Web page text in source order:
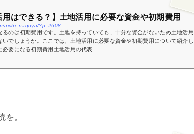
用はできる？】土地活用に必要な資金や初期費用
aichi_nagoya/?p=2608
るのは初期費用です。土地を持っていても、十分な資金がないため土地活用
いでしょうか。ここでは、土地活用に必要な資金や初期費用について紹介し
要になる初期費用土地活用の代表...
を。